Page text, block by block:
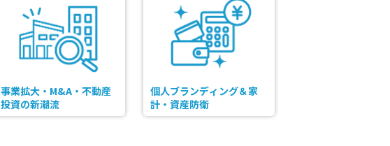
事業拡大・M&A・不動産
投資の新潮流
個人ブランディング＆家
計・資産防衛